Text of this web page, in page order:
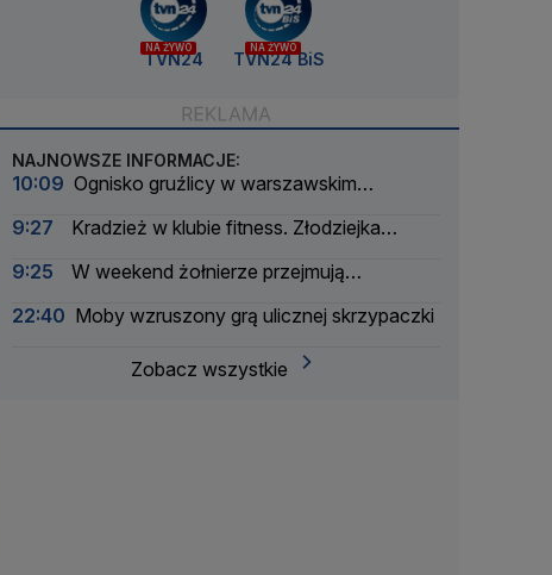
NA ŻYWO
TVN24
NA ŻYWO
TVN24 BiS
NAJNOWSZE INFORMACJE:
10:09 Ognisko gruźlicy w warszawskim
9:27
Kradzież w klubie fitness. Złodziejka
9:25
W weekend żołnierze przejmują
22:40 Moby wzruszony grą ulicznej skrzypaczki
Zobacz wszystkie